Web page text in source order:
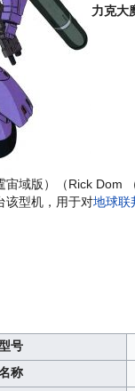
力克大
宙域版）（Rick Dom
该型机，用于对地球联
号
称